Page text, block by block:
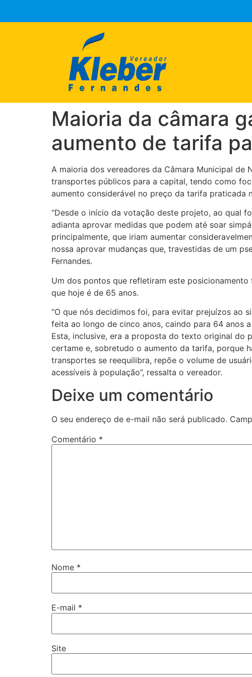
Maioria da câmara
aumento de tarifa
A maioria dos vereadores da Câmara Municipal
transportes públicos para a capital, tendo como
aumento considerável no preço da tarifa praticada
“Desde o início da votação deste projeto, ao qual
adianta aprovar medidas que podem até soar
principalmente, que iriam aumentar
nossa aprovar mudanças que, travestidas de um
Fernandes.
Um dos pontos que refletiram este
que hoje é de 65 anos.
“O que nós decidimos foi, para evitar prejuízos ao
feita ao longo de cinco anos, caindo para 64 anos
Esta, inclusive, era a proposta do texto original do
certame e, sobretudo o aumento da tarifa, porque
transportes se reequilibra, repõe o volume de
acessíveis à população”, ressalta o vereador.
Deixe um comentário
O seu endereço de e-mail não será publicado.
Comentário *
Nome *
E-mail *
Site